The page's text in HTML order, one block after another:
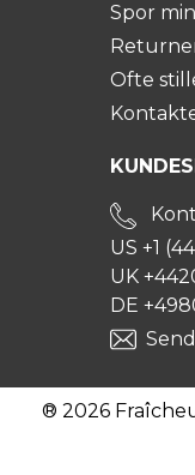
Spor
Ofte
US +1
UK
DE
® 2026